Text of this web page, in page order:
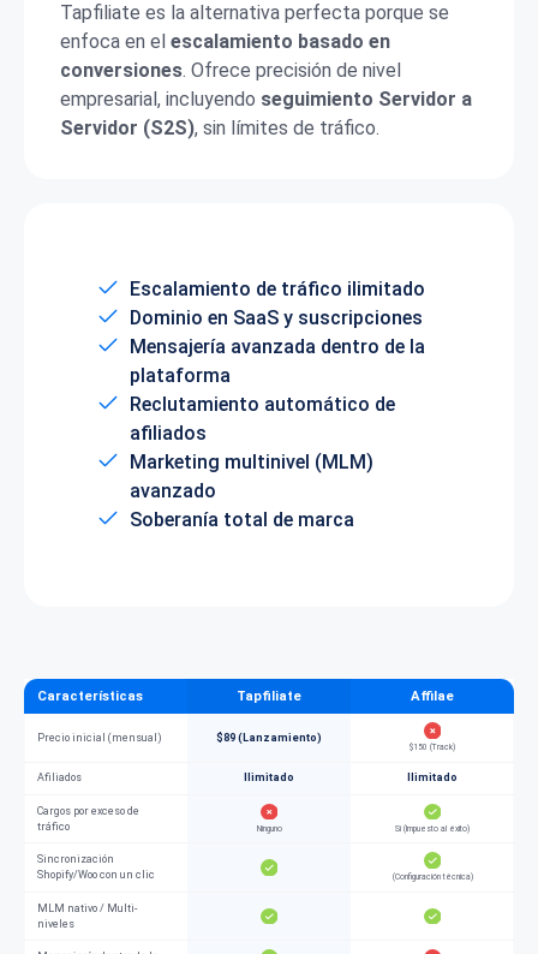
Escalamiento de tráfico ilimitado
Dominio en SaaS y suscripciones
Mensajería avanzada dentro de la
plataforma
Reclutamiento automático de
afiliados
Marketing multinivel (MLM)
avanzado
Soberanía total de marca
Tapfiliate es la alternativa perfecta porque se
enfoca en el escalamiento basado en
conversiones. Ofrece precisión de nivel
empresarial, incluyendo seguimiento Servidor a
Servidor (S2S), sin límites de tráfico.
Características Tapfiliate Affilae
Precio inicial (mensual) $89 (Lanzamiento)
$150 (Track)
Afiliados Ilimitado Ilimitado
Cargos por exceso de
tráfico
Ninguno Sí (Impuesto al éxito)
Sincronización
Shopify/Woo con un clic
(Configuración técnica)
MLM nativo / Multi-
niveles